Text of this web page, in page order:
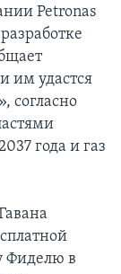
Petronas
им удастся
согласно
года и газ
Фиделю в